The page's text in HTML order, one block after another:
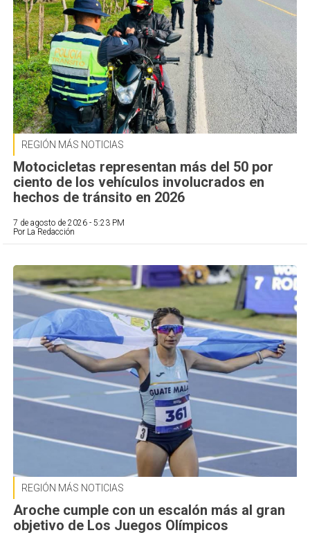
REGIÓN MÁS NOTICIAS
Motocicletas representan más del 50 por
ciento de los vehículos involucrados en
hechos de tránsito en 2026
7 de agosto de 2026 - 5:23 PM
Por La Redacción
REGIÓN MÁS NOTICIAS
Aroche cumple con un escalón más al gran
objetivo de Los Juegos Olímpicos